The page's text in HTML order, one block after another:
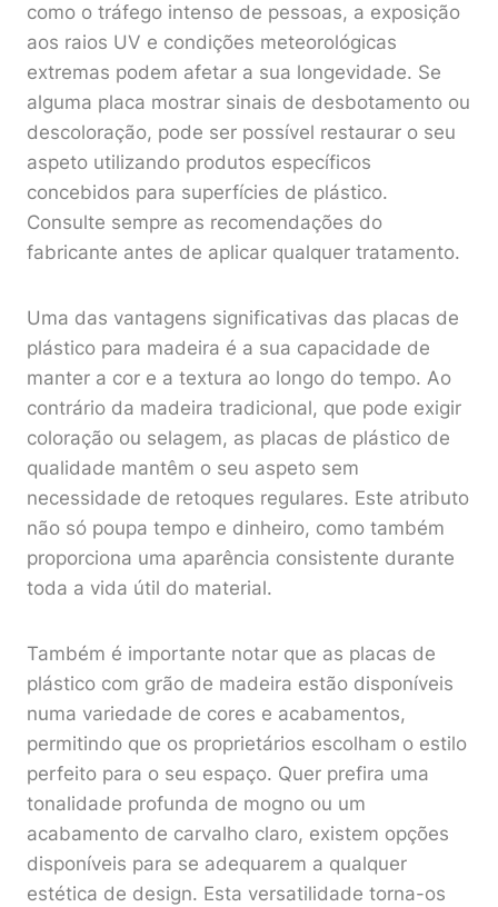
como o tráfego intenso de pessoas, a exposição
aos raios UV e condições meteorológicas
extremas podem afetar a sua longevidade. Se
alguma placa mostrar sinais de desbotamento ou
descoloração, pode ser possível restaurar o seu
aspeto utilizando produtos específicos
concebidos para superfícies de plástico.
Consulte sempre as recomendações do
fabricante antes de aplicar qualquer tratamento.
Uma das vantagens significativas das placas de
plástico para madeira é a sua capacidade de
manter a cor e a textura ao longo do tempo. Ao
contrário da madeira tradicional, que pode exigir
coloração ou selagem, as placas de plástico de
qualidade mantêm o seu aspeto sem
necessidade de retoques regulares. Este atributo
não só poupa tempo e dinheiro, como também
proporciona uma aparência consistente durante
toda a vida útil do material.
Também é importante notar que as placas de
plástico com grão de madeira estão disponíveis
numa variedade de cores e acabamentos,
permitindo que os proprietários escolham o estilo
perfeito para o seu espaço. Quer prefira uma
tonalidade profunda de mogno ou um
acabamento de carvalho claro, existem opções
disponíveis para se adequarem a qualquer
estética de design. Esta versatilidade torna-os